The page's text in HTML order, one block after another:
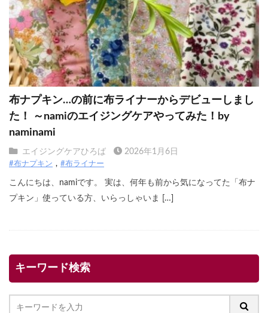
布ナプキン…の前に布ライナーからデビューしまし
た！ ～namiのエイジングケアやってみた！by
naminami
エイジングケアひろば 2026年1月6日
#布ナプキン #布ライナー
こんにちは、namiです。 実は、何年も前から気になってた「布ナ
プキン」使っている方、いらっしゃいま […]
キーワード検索